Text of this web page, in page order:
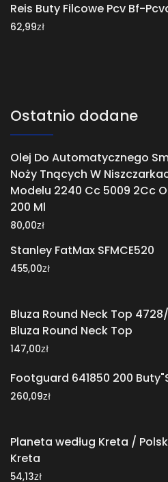
Reis Buty Filcowe Pcv Bf-
62,99zł
Ostatnio dodane
Olej Do Automatycznego
Noży Tnących W
Modelu 2240 Cc 5009 2Cc
200 Ml
80,00zł
Stanley FatMax SFMCE520
455,00zł
Bluza Round Neck Top
Bluza Round Neck Top
147,00zł
Footguard 641850 200
260,09zł
Planeta według Kreta /
Kreta
54,13zł